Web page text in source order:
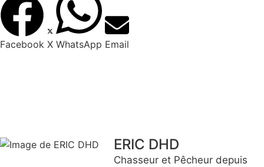
Facebook X WhatsApp Email
ERIC DHD
Chasseur et Pêcheur depuis